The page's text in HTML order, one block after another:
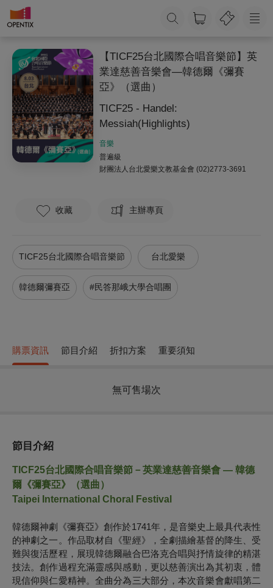
【TICF25台北國際合唱音樂節】英
業達慈善音樂會—韓德爾《彌賽
亞》（選曲）
TICF25 - Handel:
Messiah(Highlights)
音樂
普遍級
財團法人台北愛樂文教基金會 (02)2773-3691
收藏 主辦專頁
TICF25台北國際合唱音樂節 台北愛樂
韓德爾彌賽亞 #民答那峨大學合唱團
購票資訊 節目介紹 折扣方案 重要須知
無可售場次
節目介紹
TICF25台北國際合唱音樂節－英業達慈善音樂會 — 韓德
爾《彌賽亞》（選曲）
Taipei International Choral Festival
韓德爾神劇《彌賽亞》創作於1741年，是音樂史上最具代表性
的神劇之一。作品取材自《聖經》，全劇描繪基督的降生、受
難與復活歷程，展現韓德爾融合巴洛克合唱與抒情旋律的精湛
技法。創作過程充滿靈感與感動，更以慈善演出為其初衷，體
現信仰與仁愛精神。全曲分為三大部分，本次音樂會獻唱第二